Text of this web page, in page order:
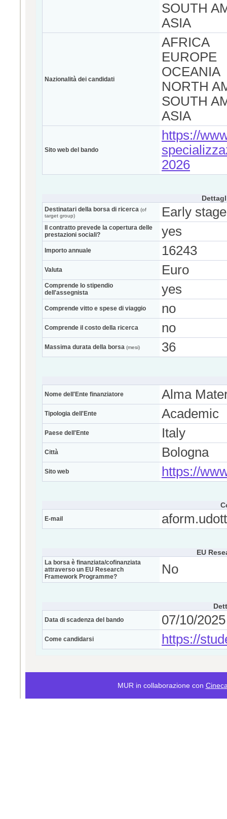
SOUTH
ASIA
Nazionalità dei candidati
AFRICA
EUROPE
OCEANIA
NORTH
SOUTH
ASIA
Sito web del bando
https://
2026
Destinatari della borsa di ricerca (of
target group)
Early
Il contratto prevede la copertura delle
prestazioni sociali?
yes
Importo annuale 16243
Valuta Euro
Comprende lo stipendio
dell'assegnista
yes
Comprende vitto e spese di viaggio no
Comprende il costo della ricerca no
Massima durata della borsa (mesi) 36
Nome dell'Ente finanziatore Alma
Tipologia dell'Ente Academic
Paese dell'Ente Italy
Città Bologna
Sito web https://
E-mail
EU
La borsa è finanziata/cofinanziata
attraverso un EU Research
Framework Programme?
No
Data di scadenza del bando 07/10/
Come candidarsi https://
MUR in collaborazione con